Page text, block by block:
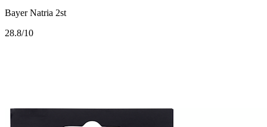
Bayer Natria 2st
28.8/10